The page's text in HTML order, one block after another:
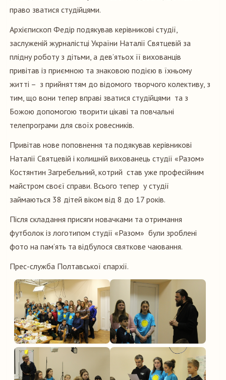
право зватися студійцями.
Архієпископ Федір подякував керівникові студії,
заслуженій журналістці України Наталії Святцевій за
плідну роботу з дітьми, а дев’ятьох її вихованців
привітав із приємною та знаковою подією в їхньому
житті – з прийняттям до відомого творчого колективу, з
тим, що вони тепер вправі зватися студійцями та з
Божою допомогою творити цікаві та повчальні
телепрограми для своїх ровесників.
Привітав нове поповнення та подякував керівникові
Наталії Святцевій і колишній вихованець студії «Разом»
Костянтин Загребельний, котрий став уже професійним
майстром своєї справи. Всього тепер у студії
займаються 38 дітей віком від 8 до 17 років.
Після складання присяги новачками та отримання
футболок із логотипом студії «Разом» були зроблені
фото на пам’ять та відбулося святкове чаювання.
Прес-служба Полтавської єпархії.